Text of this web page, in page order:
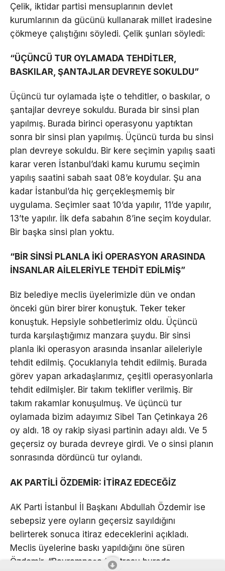
Çelik, iktidar partisi mensuplarının devlet
kurumlarının da gücünü kullanarak millet iradesine
çökmeye çalıştığını söyledi. Çelik şunları söyledi:
“ÜÇÜNCÜ TUR OYLAMADA TEHDİTLER,
BASKILAR, ŞANTAJLAR DEVREYE SOKULDU”
Üçüncü tur oylamada işte o tehditler, o baskılar, o
şantajlar devreye sokuldu. Burada bir sinsi plan
yapılmış. Burada birinci operasyonu yaptıktan
sonra bir sinsi plan yapılmış. Üçüncü turda bu sinsi
plan devreye sokuldu. Bir kere seçimin yapılış saati
karar veren İstanbul’daki kamu kurumu seçimin
yapılış saatini sabah saat 08’e koydular. Şu ana
kadar İstanbul’da hiç gerçekleşmemiş bir
uygulama. Seçimler saat 10’da yapılır, 11’de yapılır,
13’te yapılır. İlk defa sabahın 8’ine seçim koydular.
Bir başka sinsi plan yoktu.
“BİR SİNSİ PLANLA İKİ OPERASYON ARASINDA
İNSANLAR AİLELERİYLE TEHDİT EDİLMİŞ”
Biz belediye meclis üyelerimizle dün ve ondan
önceki gün birer birer konuştuk. Teker teker
konuştuk. Hepsiyle sohbetlerimiz oldu. Üçüncü
turda karşılaştığımız manzara şuydu. Bir sinsi
planla iki operasyon arasında insanlar aileleriyle
tehdit edilmiş. Çocuklarıyla tehdit edilmiş. Burada
görev yapan arkadaşlarımız, çeşitli operasyonlarla
tehdit edilmişler. Bir takım teklifler verilmiş. Bir
takım rakamlar konuşulmuş. Ve üçüncü tur
oylamada bizim adayımız Sibel Tan Çetinkaya 26
oy aldı. 18 oy rakip siyasi partinin adayı aldı. Ve 5
geçersiz oy burada devreye girdi. Ve o sinsi planın
sonrasında dördüncü tur oylandı.
AK PARTİLİ ÖZDEMİR: İTİRAZ EDECEĞİZ
AK Parti İstanbul İl Başkanı Abdullah Özdemir ise
sebepsiz yere oyların geçersiz sayıldığını
belirterek sonuca itiraz edeceklerini açıkladı.
Meclis üyelerine baskı yapıldığını öne süren
Özdemir, “Bayrampaşa tiyatrosu burada